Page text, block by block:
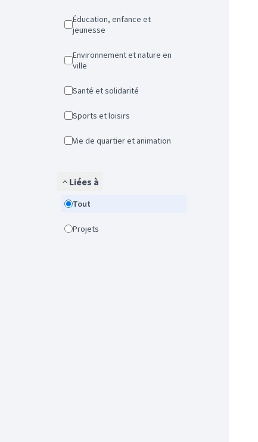
Éducation, enfance et
jeunesse
Environnement et nature en
ville
Santé et solidarité
Sports et loisirs
Vie de quartier et animation
Liées à
Tout
Projets